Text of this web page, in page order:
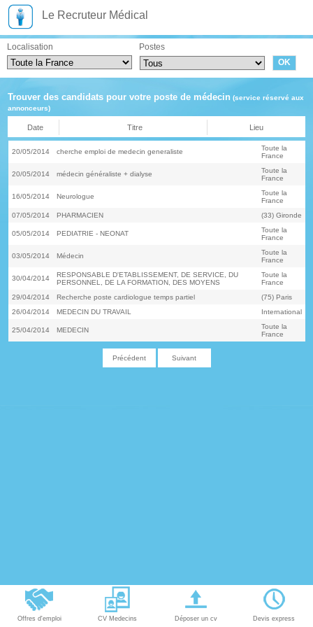
Le Recruteur Médical
Localisation Postes
Trouver des candidats pour votre poste de médecin (service réservé aux
annonceurs)
Date Titre Lieu
20/05/2014 cherche emploi de medecin generaliste
Toute la
France
20/05/2014 médecin généraliste + dialyse
Toute la
France
16/05/2014 Neurologue
Toute la
France
07/05/2014
PHARMACIEN (33) Gironde
05/05/2014 PEDIATRIE - NEONAT
Toute la
France
03/05/2014 Médecin
Toute la
France
30/04/2014
RESPONSABLE D'ETABLISSEMENT, DE SERVICE, DU
PERSONNEL, DE LA FORMATION, DES MOYENS
Toute la
France
29/04/2014
Recherche poste cardiologue temps partiel
(75) Paris
26/04/2014
MEDECIN DU TRAVAIL International
25/04/2014 MEDECIN
Toute la
France
Précédent Suivant
Offres d'emploi CV Medecins Déposer un cv Devis express